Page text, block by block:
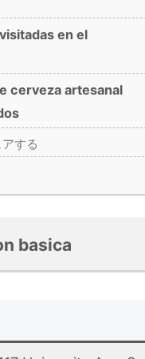
en el
cerveza artesanal
する
basica